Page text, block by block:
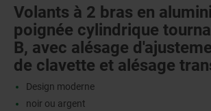
Volants à 2 bras en
poignée cylindrique
B, avec alésage
de clavette et alésage
Design moderne
noir ou argent